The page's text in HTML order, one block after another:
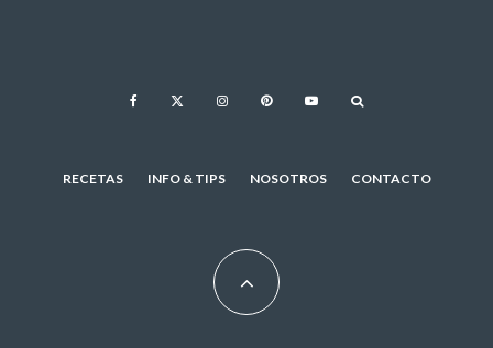
RECETAS INFO & TIPS NOSOTROS CONTACTO